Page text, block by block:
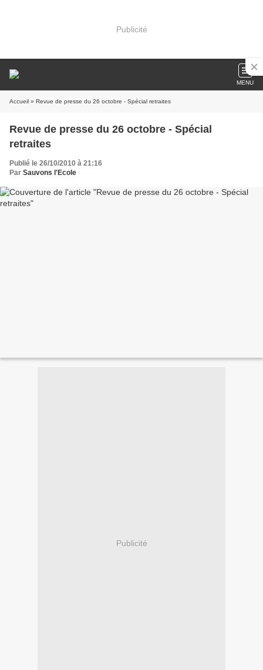
Publicité
MENU
Accueil » Revue de presse du 26 octobre - Spécial retraites
Revue de presse du 26 octobre - Spécial
retraites
Publié le 26/10/2010 à 21:16
Par Sauvons l'Ecole
Publicité